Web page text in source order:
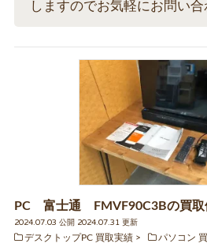
しますのでお気軽にお問い合
PC 富士通 FMVF90C3Bの買取
2024.07.03 公開 2024.07.31 更新
デスクトップPC 買取実績
パソコン